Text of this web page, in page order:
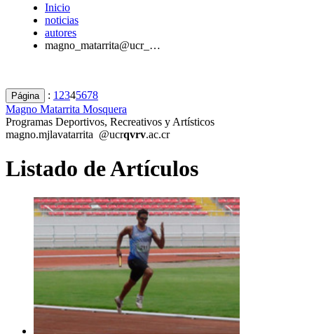
Inicio
noticias
autores
magno_matarrita@ucr_…
Página : 1 2345678
Magno Matarrita Mosquera
Programas Deportivos, Recreativos y Artísticos
magno.mjlavatarrita @ucrqvrv.ac.cr
Listado de Artículos